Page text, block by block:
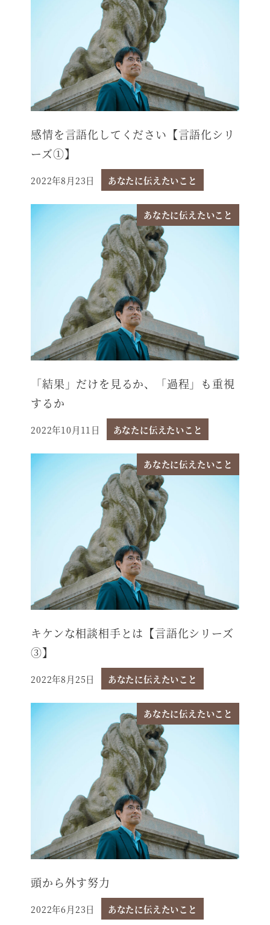
感情を言語化してください【言語化シリ
ーズ①】
投稿日
2022年8月23日 あなたに伝えたいこと
あなたに伝えたいこと
「結果」だけを見るか、「過程」も重視
するか
投稿日
2022年10月11日 あなたに伝えたいこと
あなたに伝えたいこと
キケンな相談相手とは【言語化シリーズ
③】
投稿日
2022年8月25日 あなたに伝えたいこと
あなたに伝えたいこと
頭から外す努力
投稿日
2022年6月23日 あなたに伝えたいこと